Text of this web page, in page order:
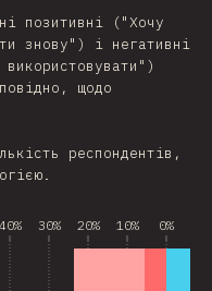
позитивні ("Хочу
знову") і негативні
щодо
респондентів,
40% 30% 20% 10% 0%